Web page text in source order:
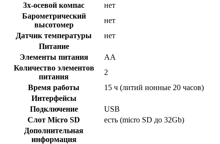
3х-осевой компас
нет
Барометрический
высотомер
нет
Датчик температуры
нет
Питание
Элементы питания
AA
Количество элементов
питания
2
Время работы
15 ч (литий ионные 20 часов)
Интерфейсы
Подключение
USB
Слот Micro SD
есть (micro SD до 32Gb)
Дополнительная
информация